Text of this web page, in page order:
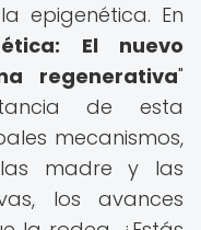
epigenética. En
El nuevo
regenerativa"
de esta
mecanismos,
madre y las
los avances